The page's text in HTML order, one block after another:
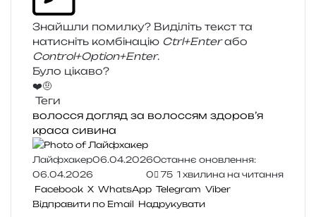
Знайшли помил­ку? Виділіть текст та
нати­сніть ком­бі­на­цію Ctrl+Enterабо
Control+Option+Enter.
Було цікаво?
❤️🤨
Теги
волосся догляд за волоссям здоров’я
краса сивина
Лайфхакер06.04.2026Останнє оновлення:
06.04.2026
0 75 1 хвилина на читання
Facebook X WhatsApp Telegram Viber
Відправити по Email Надрукувати